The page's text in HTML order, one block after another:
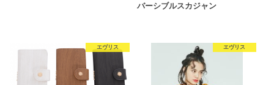
バーシブルスカジャン
エヴリス エヴリス